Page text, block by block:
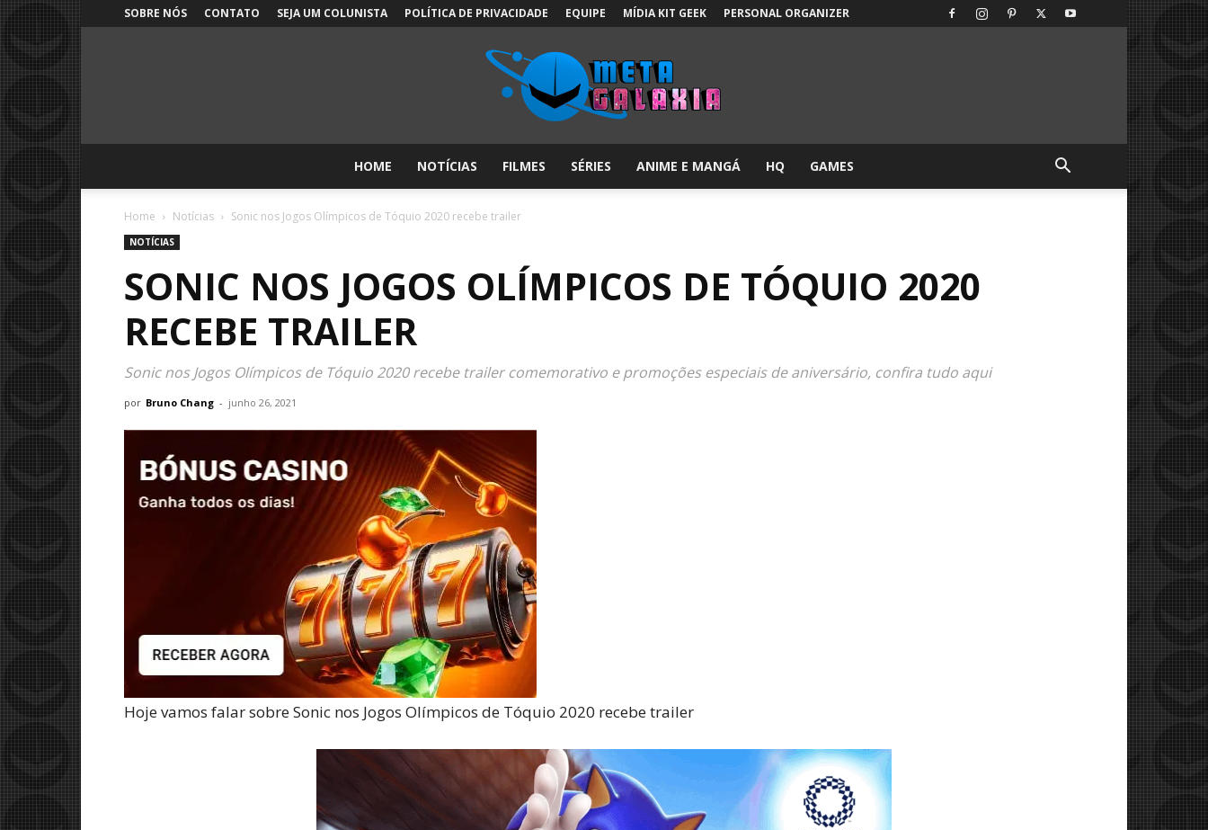
SOBRE NÓS CONTATO SEJA UM COLUNISTA POLÍTICA DE PRIVACIDADE EQUIPE MÍDIA KIT GEEK PERSONAL ORGANIZER
Galáxia:
sobre
HOME NOTÍCIAS FILMES SÉRIES ANIME E MANGÁ HQ GAMES
Home Notícias Sonic nos Jogos Olímpicos de Tóquio 2020 recebe trailer
NOTÍCIAS
SONIC NOS JOGOS OLÍMPICOS DE TÓQUIO 2020
RECEBE TRAILER
Sonic nos Jogos Olímpicos de Tóquio 2020 recebe trailer comemorativo e promoções especiais de aniversário, confira tudo aqui
por Bruno Chang - junho 26, 2021
Hoje vamos falar sobre Sonic nos Jogos Olímpicos de Tóquio 2020 recebe trailer